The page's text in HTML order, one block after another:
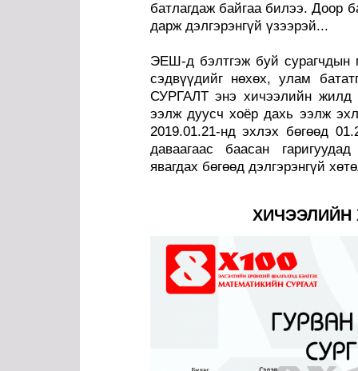
батлагдаж байгаа билээ. Доор
дарж дэлгэрэнгүй үзээрэй...
ЭЕШ-д бэлтгэж буй сурагчдын
сэдвүүдийг нөхөх, улам
СУРГАЛТ энэ хичээлийн жилд
ээлж дуусч хоёр дахь ээлж
2019.01.21-нд эхлэх бөгөөд
даваагаас баасан
явагдах бөгөөд дэлгэрэнгүй
ХИЧЭЭЛИЙН